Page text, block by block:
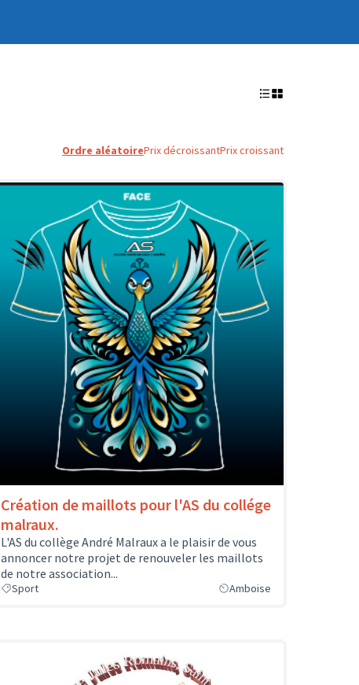
Ordre aléatoirePrix décroissantPrix croissant
Création de maillots pour l'AS du collége
malraux.
L'AS du collège André Malraux a le plaisir de vous
annoncer notre projet de renouveler les maillots
de notre association...
Sport Amboise